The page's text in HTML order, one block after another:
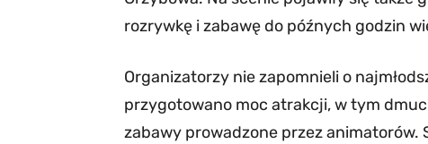
rozrywkę i zabawę do późnych godzin
Organizatorzy nie zapomnieli o
przygotowano moc atrakcji, w tym
zabawy prowadzone przez animatorów.